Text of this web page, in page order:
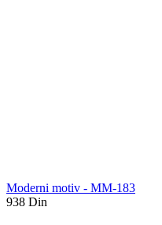
Moderni motiv - MM-183
938 Din